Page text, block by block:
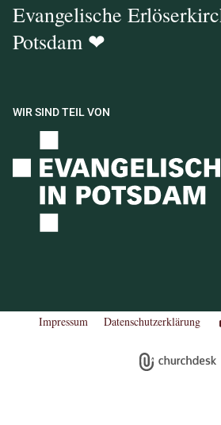
Evangelische
Potsdam ❤
WIR SIND TEIL VON
Impressum Datenschutzerklärung